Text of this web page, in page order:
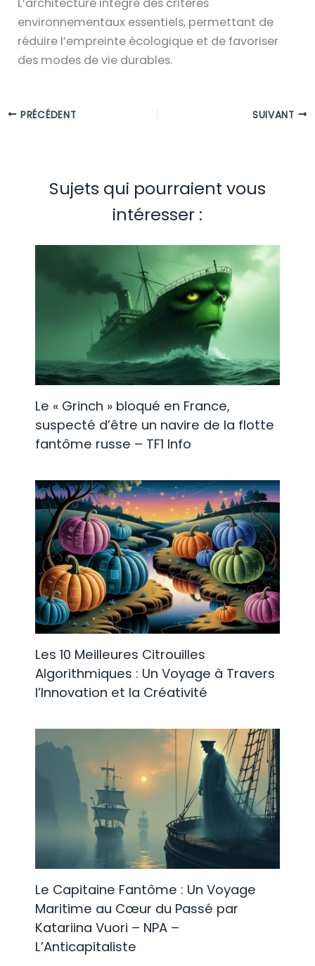
L’architecture intègre des critères
environnementaux essentiels, permettant de
réduire l’empreinte écologique et de favoriser
des modes de vie durables.
PRÉCÉDENT SUIVANT
Sujets qui pourraient vous
intéresser :
Le « Grinch » bloqué en France,
suspecté d’être un navire de la flotte
fantôme russe – TF1 Info
Les 10 Meilleures Citrouilles
Algorithmiques : Un Voyage à Travers
l’Innovation et la Créativité
Le Capitaine Fantôme : Un Voyage
Maritime au Cœur du Passé par
Katariina Vuori – NPA –
L’Anticapitaliste